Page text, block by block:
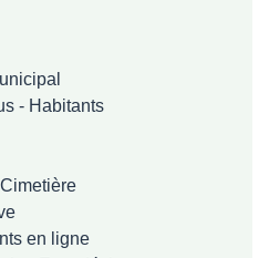
- Habitants
en ligne